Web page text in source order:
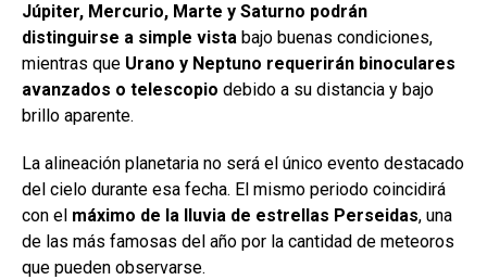
Júpiter, Mercurio, Marte y Saturno podrán
distinguirse a simple vista bajo buenas condiciones,
mientras que Urano y Neptuno requerirán binoculares
avanzados o telescopio debido a su distancia y bajo
brillo aparente.
La alineación planetaria no será el único evento destacado
del cielo durante esa fecha. El mismo periodo coincidirá
con el máximo de la lluvia de estrellas Perseidas, una
de las más famosas del año por la cantidad de meteoros
que pueden observarse.